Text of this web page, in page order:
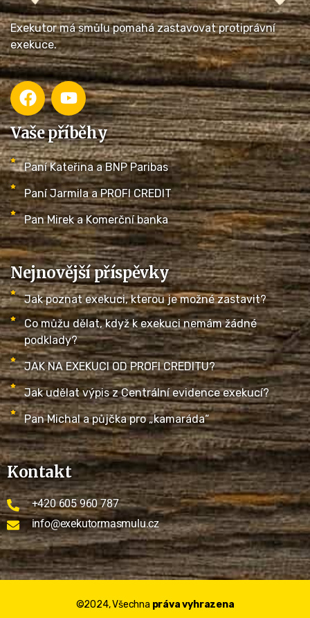
Exekutor má smůlu pomahá zastavovat protiprávní
exekuce.
Vaše příběhy
Paní Kateřina a BNP Paribas
Paní Jarmila a PROFI CREDIT
Pan Mirek a Komerční banka
Nejnovější příspěvky
Jak poznat exekuci, kterou je možné zastavit?
Co můžu dělat, když k exekuci nemám žádné
podklady?
JAK NA EXEKUCI OD PROFI CREDITU?
Jak udělat výpis z Centrální evidence exekucí?
Pan Michal a půjčka pro „kamaráda“
Kontakt
+420 605 960 787
info@exekutormasmulu.cz
©2024, Všechna práva vyhrazena